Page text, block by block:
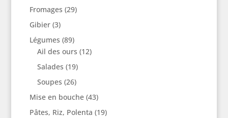
Fromages (29)
Gibier(3)
Légumes (89)
Ail des ours (12)
Salades (19)
Soupes (26)
Mise en bouche(43)
Pâtes, Riz, Polenta (19)